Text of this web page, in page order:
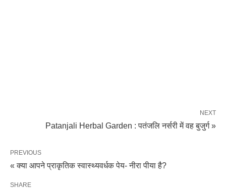
NEXT
Patanjali Herbal Garden : पतंजलि नर्सरी में वह बुजुर्ग »
PREVIOUS
« क्या आपने प्राकृतिक स्वास्थ्यवर्धक पेय- नीरा पीया है?
SHARE